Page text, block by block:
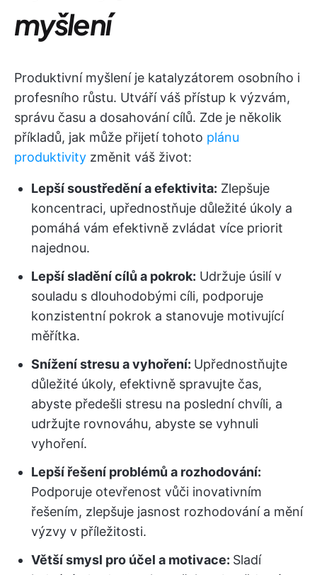
myšlení
Produktivní myšlení je katalyzátorem osobního i
profesního růstu. Utváří váš přístup k výzvám,
správu času a dosahování cílů. Zde je několik
příkladů, jak může přijetí tohoto plánu
produktivity změnit váš život:
Lepší soustředění a efektivita: Zlepšuje
koncentraci, upřednostňuje důležité úkoly a
pomáhá vám efektivně zvládat více priorit
najednou.
Lepší sladění cílů a pokrok: Udržuje úsilí v
souladu s dlouhodobými cíli, podporuje
konzistentní pokrok a stanovuje motivující
měřítka.
Snížení stresu a vyhoření: Upřednostňujte
důležité úkoly, efektivně spravujte čas,
abyste předešli stresu na poslední chvíli, a
udržujte rovnováhu, abyste se vyhnuli
vyhoření.
Lepší řešení problémů a rozhodování:
Podporuje otevřenost vůči inovativním
řešením, zlepšuje jasnost rozhodování a mění
výzvy v příležitosti.
Větší smysl pro účel a motivace: Sladí